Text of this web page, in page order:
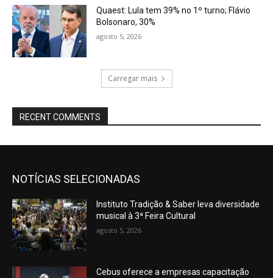
Quaest: Lula tem 39% no 1º turno; Flávio
Bolsonaro, 30%
agosto 5, 2026
Carregar mais
RECENT COMMENTS
NOTÍCIAS SELECIONADAS
Instituto Tradição & Saber leva diversidade
musical à 3ª Feira Cultural
agosto 5, 2026
Cebus oferece a empresas capacitação